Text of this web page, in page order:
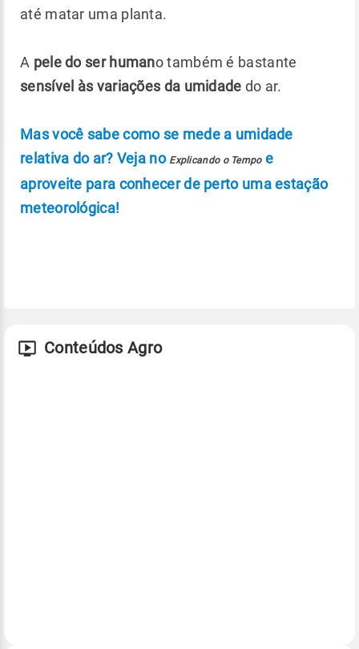
até matar uma planta.
A pele do ser humano também é bastante
sensível às variações da umidade do ar.
Mas você sabe como se mede a umidade
relativa do ar? Veja no Explicando o Tempoe
aproveite para conhecer de perto uma estação
meteorológica!
Conteúdos Agro